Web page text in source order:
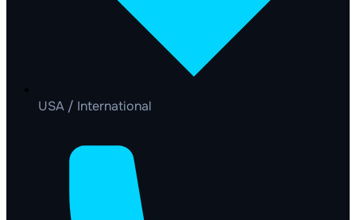
USA / International